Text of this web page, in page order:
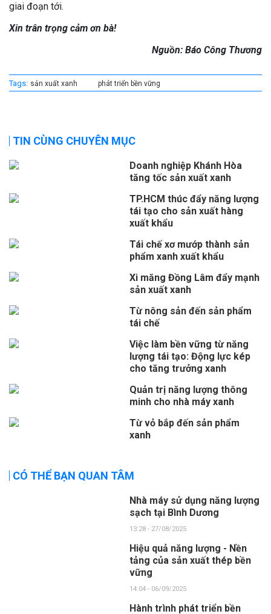
giai đoạn tới.
Xin trân trọng cảm ơn bà!
Nguồn: Báo Công Thương
Tags: sản xuất xanh phát triển bền vững
TIN CÙNG CHUYÊN MỤC
Doanh nghiệp Khánh Hòa
tăng tốc sản xuất xanh
TP.HCM thúc đẩy năng lượng
tái tạo cho sản xuất hàng
xuất khẩu
Tái chế xơ mướp thành sản
phẩm xanh xuất khẩu
Xi măng Đồng Lâm đẩy mạnh
sản xuất xanh
Từ nông sản đến sản phẩm
tái chế
Việc làm bền vững từ năng
lượng tái tạo: Động lực kép
cho tăng trưởng xanh
Quản trị năng lượng thông
minh cho nhà máy xanh
Từ vỏ bắp đến sản phẩm
xanh
CÓ THỂ BẠN QUAN TÂM
Nhà máy sử dụng năng lượng
sạch tại Bình Dương
13:28 - 27/08/2025
Hiệu quả năng lượng - Nền
tảng của sản xuất thép bền
vững
14:04 - 06/09/2025
Hành trình phát triển bền